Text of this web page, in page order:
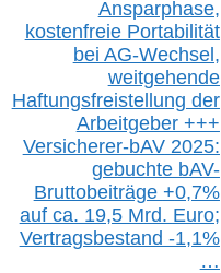
Ansparphase,
kostenfreie Portabilität
bei AG-Wechsel,
weitgehende
Haftungsfreistellung der
Arbeitgeber +++
Versicherer-bAV2025:
gebuchte bAV-
Bruttobeiträge +0,7%
auf ca. 19,5 Mrd. Euro;
Vertragsbestand -1,1%
…